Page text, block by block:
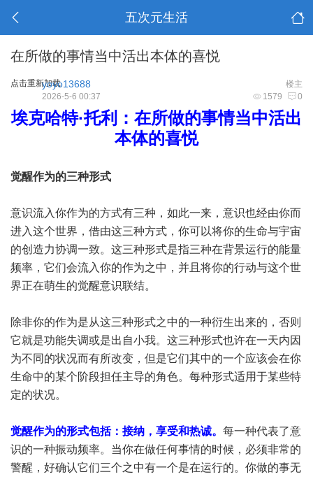
五次元生活
在所做的事情当中活出本体的喜悦
点击重新加载 楼主
yoyo13688
1579 0
2026-5-6 00:37
埃克哈特·托利：在所做的事情当中活出
本体的喜悦
觉醒作为的三种形式
意识流入你作为的方式有三种，如此一来，意识也经由你而
进入这个世界，借由这三种方式，你可以将你的生命与宇宙
的创造力协调一致。这三种形式是指三种在背景运行的能量
频率，它们会流入你的作为之中，并且将你的行动与这个世
界正在萌生的觉醒意识联结。
除非你的作为是从这三种形式之中的一种衍生出来的，否则
它就是功能失调或是出自小我。这三种形式也许在一天内因
为不同的状况而有所改变，但是它们其中的一个应该会在你
生命中的某个阶段担任主导的角色。每种形式适用于某些特
定的状况。
觉醒作为的形式包括：接纳，享受和热诚。 每一种代表了意
识的一种振动频率。当你在做任何事情的时候，必须非常的
警醒，好确认它们三个之中有一个是在运行的。你做的事无